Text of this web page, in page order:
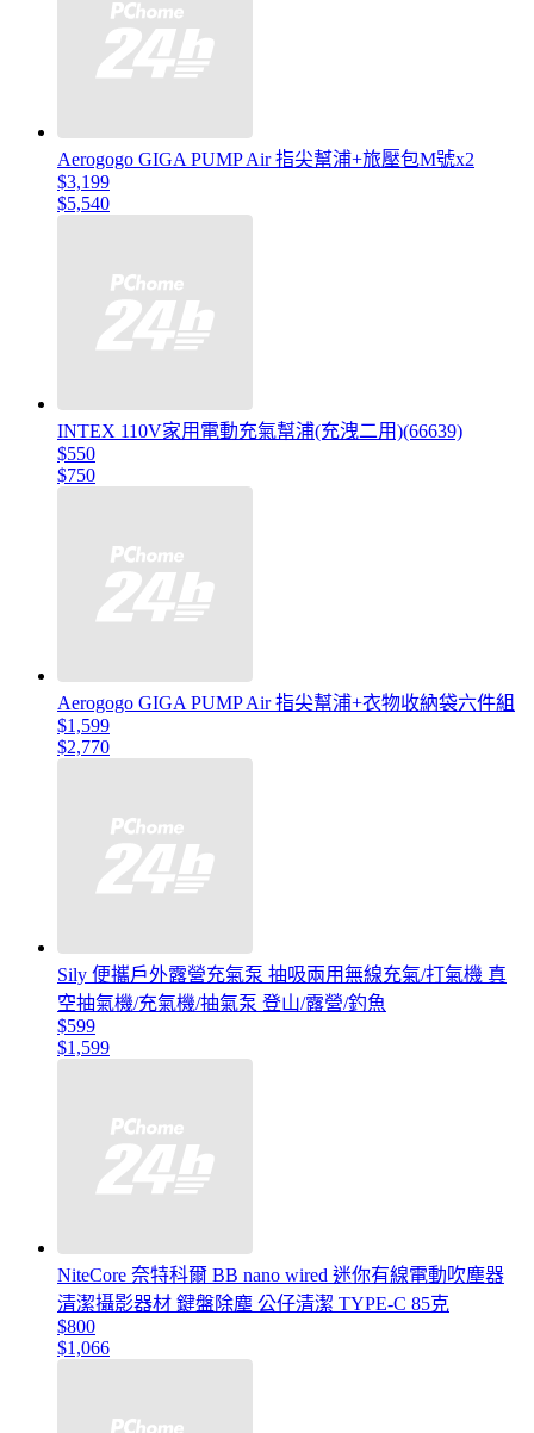
Aerogogo GIGA PUMP Air 指尖幫浦+旅壓包M號x2
$3,199
$5,540
INTEX 110V家用電動充氣幫浦(充洩二用)(66639)
$550
$750
Aerogogo GIGA PUMP Air 指尖幫浦+衣物收納袋六件組
$1,599
$2,770
Sily 便攜戶外露營充氣泵 抽吸兩用無線充氣/打氣機 真
空抽氣機/充氣機/抽氣泵 登山/露營/釣魚
$599
$1,599
NiteCore 奈特科爾 BB nano wired 迷你有線電動吹塵器
清潔攝影器材 鍵盤除塵 公仔清潔 TYPE-C 85克
$800
$1,066